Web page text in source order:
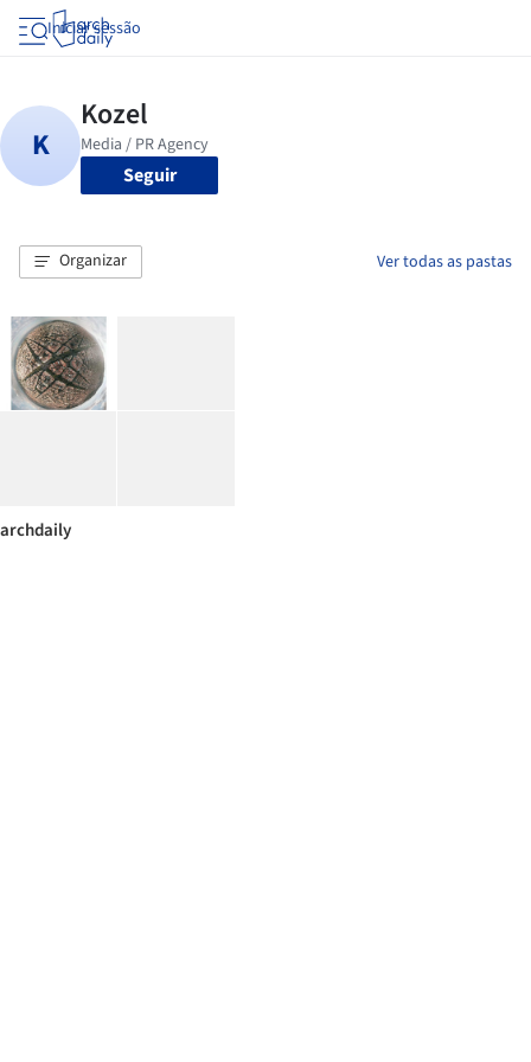
Iniciar sessão
Seguir
Organizar Ver todas as pastas
archdaily